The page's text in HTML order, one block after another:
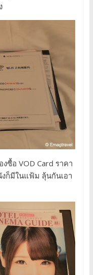
ซื้อ VOD Card ราคา
ก็มีในแฟ้ม ลุ้นกันเอา